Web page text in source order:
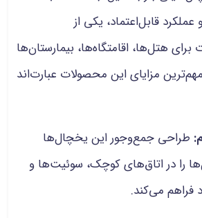
قابل‌اعتماد، یکی از
برای هتل‌ها، اقامتگاه‌ها، بیمارستان‌ها
مزایای این محصولات عبارت‌اند
طراحی جمع‌وجور این یخچال‌ها
را در اتاق‌های کوچک، سوئیت‌ها و
می‌کند.